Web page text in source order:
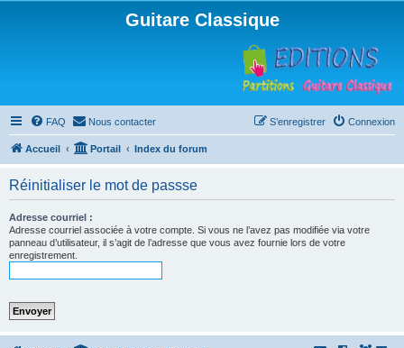
Guitare Classique
FAQ Nous contacter Connexion
S’enregistrer
Accueil Portail Index du forum
Réinitialiser le mot de passse
Adresse courriel :
Adresse courriel associée à votre compte. Si vous ne l’avez pas modifiée via votre
panneau d’utilisateur, il s’agit de l’adresse que vous avez fournie lors de votre
enregistrement.